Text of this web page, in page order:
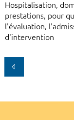
Hospitalisation,
prestations, pour
l'évaluation,
d'intervention